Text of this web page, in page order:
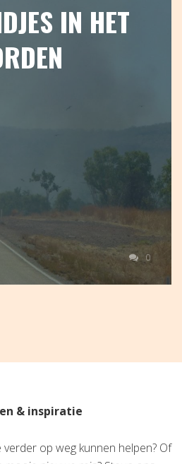
IN HET
0
& inspiratie
op weg kunnen helpen? Of